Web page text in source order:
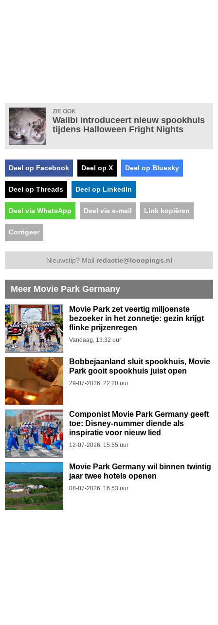
ZIE OOK
Walibi introduceert nieuw spookhuis
tijdens Halloween Fright Nights
Deel op Facebook Deel op X Deel op Bluesky
Deel op Threads Deel op LinkedIn
Deel via WhatsApp Deel via e-mail Link kopiëren
Corrigeer
Nieuwstip? Mail redactie@looopings.nl
Meer Movie Park Germany
Movie Park zet veertig miljoenste
bezoeker in het zonnetje: gezin krijgt
flinke prijzenregen
Vandaag, 13.32 uur
Bobbejaanland sluit spookhuis, Movie
Park gooit spookhuis juist open
29-07-2026, 22.20 uur
Componist Movie Park Germany geeft
toe: Disney-nummer diende als
inspiratie voor nieuw lied
12-07-2026, 15.55 uur
Movie Park Germany wil binnen twintig
jaar twee hotels openen
08-07-2026, 16.53 uur